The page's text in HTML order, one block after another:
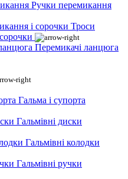
Ручки перемикання
Троси
Перемикачі ланцюга
Гальма і супорта
Гальмівні диски
Гальмівні колодки
Гальмівні ручки